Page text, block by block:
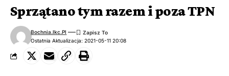
Sprzątano tym razem i poza TPN
Ostatnia Aktualizacja: 2021-05-11 20:08
Bochnia.ikc.pl